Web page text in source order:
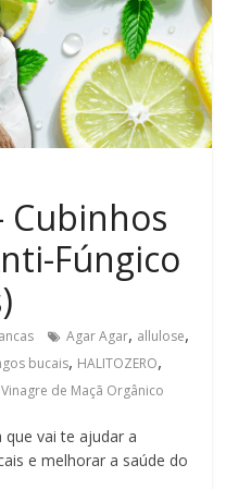
Cubinhos
Fúngico
Agar Agar, allulose,
bucais, HALITOZERO,
Vinagre de Maçã Orgânico
vai te ajudar a
e melhorar a saúde do